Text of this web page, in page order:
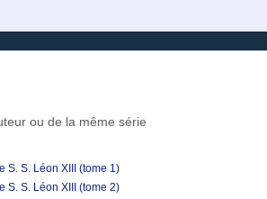
ou de la même série
S. S. Léon XIII (tome 1)
S. S. Léon XIII (tome 2)